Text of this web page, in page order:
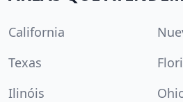
California
Texas
Ilinóis